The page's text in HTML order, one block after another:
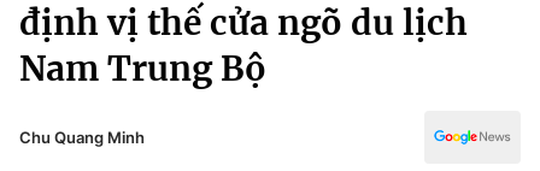
Xã hội
Văn hóa - Giải trí
Đời sống
Giáo dục
định vị thế cửa ngõ du lịch
Nam Trung Bộ
Chu Quang Minh